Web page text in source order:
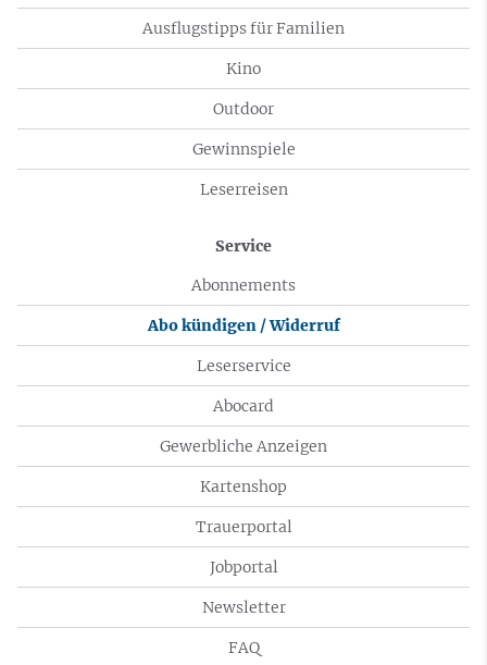
Ausflugstipps für Familien
Kino
Outdoor
Gewinnspiele
Leserreisen
Service
Abonnements
Abo kündigen / Widerruf
Leserservice
Abocard
Gewerbliche Anzeigen
Kartenshop
Trauerportal
Jobportal
Newsletter
FAQ